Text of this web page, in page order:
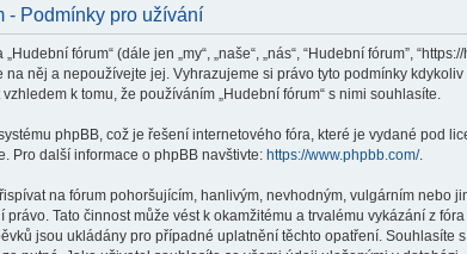
- Podmínky pro užívání
fórum“ (dále jen „my“, „naše“, „nás“, “Hudební fórum”,
na něj a nepoužívejte jej. Vyhrazujeme si právo tyto podmínky
k tomu, že používáním „Hudební fórum“ s nimi souhlasíte.
phpBB, což je řešení internetového fóra, které je vydané pod
Pro další informace o phpBB navštivte: https://www.phpbb.com/.
na fórum pohoršujícím, hanlivým, nevhodným, vulgárním nebo
právo. Tato činnost může vést k okamžitému a trvalému vykázání z
jsou ukládány pro případné uplatnění těchto opatření. Souhlasíte